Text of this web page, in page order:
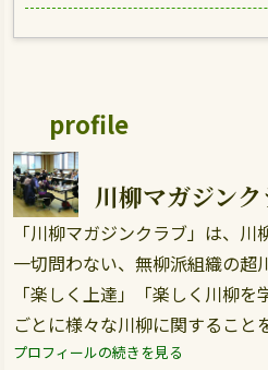
profile
川柳マガジン
「川柳マガジンクラブ」は、
一切問わない、無柳派組織の超
「楽しく上達」「楽しく川柳
ごとに様々な川柳に関すること
プロフィールの続きを見る